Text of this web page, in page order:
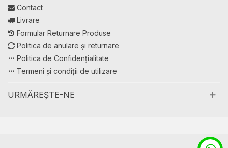
Contact
Livrare
Formular Returnare Produse
Politica de anulare și returnare
Politica de Confidențialitate
Termeni și condiții de utilizare
URMĂREȘTE-NE